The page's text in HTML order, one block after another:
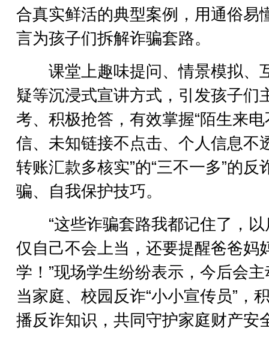
合真实鲜活的典型案例，用通俗易
言为孩子们拆解诈骗套路。
课堂上趣味提问、情景模拟、
疑等沉浸式宣讲方式，引发孩子们
考、积极抢答，有效掌握“陌生来
信、未知链接不点击、个人信息不
转账汇款多核实”的“三不一多”的反
骗、自我保护技巧。
“这些诈骗套路我都记住了，以
仅自己不会上当，还要提醒爸爸妈
学！”现场学生纷纷表示，今后会
当家庭、校园反诈“小小宣传员”，
播反诈知识，共同守护家庭财产安